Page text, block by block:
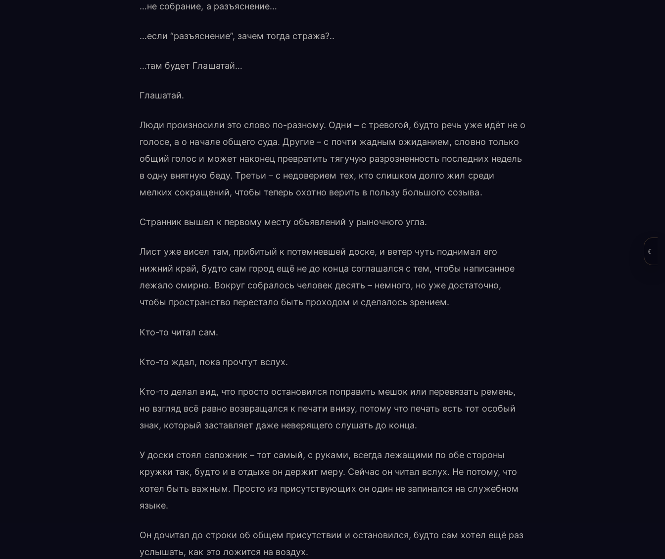
…не собрание, а разъяснение…
…если “разъяснение”, зачем тогда стража?..
…там будет Глашатай…
Глашатай.
Люди произносили это слово по-разному. Одни – с тревогой, будто речь уже идёт не о
голосе, а о начале общего суда. Другие – с почти жадным ожиданием, словно только
общий голос и может наконец превратить тягучую разрозненность последних недель
в одну внятную беду. Третьи – с недоверием тех, кто слишком долго жил среди
мелких сокращений, чтобы теперь охотно верить в пользу большого созыва.
Странник вышел к первому месту объявлений у рыночного угла.
Лист уже висел там, прибитый к потемневшей доске, и ветер чуть поднимал его
нижний край, будто сам город ещё не до конца соглашался с тем, чтобы написанное
лежало смирно. Вокруг собралось человек десять – немного, но уже достаточно,
чтобы пространство перестало быть проходом и сделалось зрением.
Кто-то читал сам.
Кто-то ждал, пока прочтут вслух.
Кто-то делал вид, что просто остановился поправить мешок или перевязать ремень,
но взгляд всё равно возвращался к печати внизу, потому что печать есть тот особый
знак, который заставляет даже неверящего слушать до конца.
У доски стоял сапожник – тот самый, с руками, всегда лежащими по обе стороны
кружки так, будто и в отдыхе он держит меру. Сейчас он читал вслух. Не потому, что
хотел быть важным. Просто из присутствующих он один не запинался на служебном
языке.
Он дочитал до строки об общем присутствии и остановился, будто сам хотел ещё раз
услышать, как это ложится на воздух.
☾